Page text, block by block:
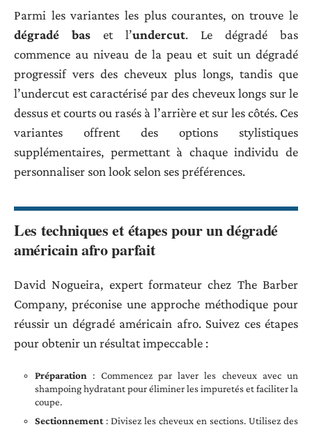
Parmi les variantes les plus courantes, on trouve le
dégradé bas et l’undercut. Le dégradé bas
commence au niveau de la peau et suit un dégradé
progressif vers des cheveux plus longs, tandis que
l’undercut est caractérisé par des cheveux longs sur le
dessus et courts ou rasés à l’arrière et sur les côtés. Ces
variantes offrent des options stylistiques
supplémentaires, permettant à chaque individu de
personnaliser son look selon ses préférences.
Les techniques et étapes pour un dégradé
américain afro parfait
David Nogueira, expert formateur chez The Barber
Company, préconise une approche méthodique pour
réussir un dégradé américain afro. Suivez ces étapes
pour obtenir un résultat impeccable :
Préparation : Commencez par laver les cheveux avec un
shampoing hydratant pour éliminer les impuretés et faciliter la
coupe.
Sectionnement: Divisez les cheveux en sections. Utilisez des